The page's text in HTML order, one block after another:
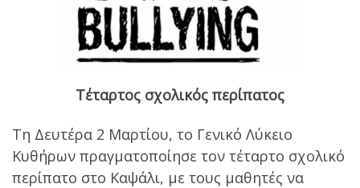
Τέταρτος σχολικός περίπατος
Τη Δευτέρα 2 Μαρτίου, το Γενικό Λύκειο
Κυθήρων πραγματοποίησε τον τέταρτο σχολικό
περίπατο στο Καψάλι, με τους μαθητές να